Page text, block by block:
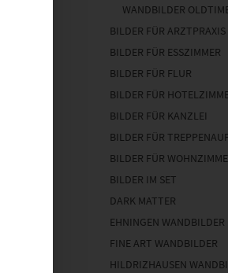
WANDBILDER
BILDER FÜR ARZTPRAXIS
BILDER FÜR ESSZIMMER
BILDER FÜR FLUR
BILDER FÜR
BILDER FÜR KANZLEI
BILDER FÜR
BILDER FÜR
BILDER IM SET
DARK MATTER
EHNINGEN WANDBILDER
FINE ART WANDBILDER
HILDRIZHAUSEN